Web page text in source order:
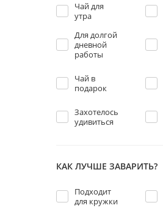
Чай для
утра
Для долгой
дневной
работы
Чай в
подарок
Захотелось
удивиться
КАК ЛУЧШЕ ЗАВАРИТЬ?
Подходит
для кружки